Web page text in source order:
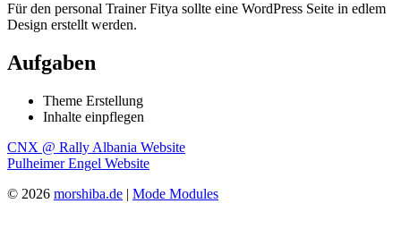
Für den personal Trainer Fitya sollte eine WordPress Seite in edlem
Design erstellt werden.
Aufgaben
Theme Erstellung
Inhalte einpflegen
Beitragsnavigation
CNX @ Rally Albania Website
Pulheimer Engel Website
© 2026 morshiba.de | Mode Modules